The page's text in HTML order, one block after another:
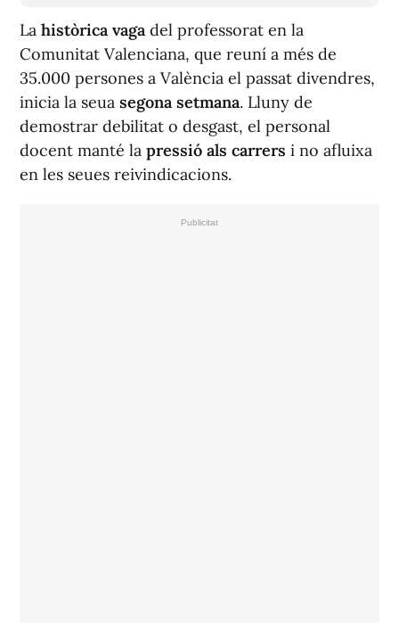
La històrica vaga del professorat en la
Comunitat Valenciana, que reuní a més de
35.000 persones a València el passat divendres,
inicia la seua segona setmana. Lluny de
demostrar debilitat o desgast, el personal
docent manté la pressió als carrers i no afluixa
en les seues reivindicacions.